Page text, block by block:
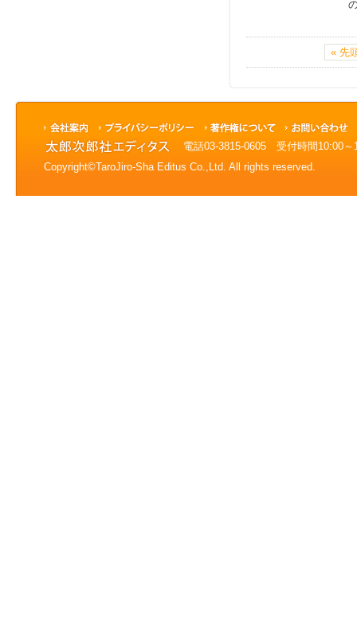
« 先
電話03-3815-0605 受付時間10:00～
Copyright©TaroJiro-Sha Editus Co.,Ltd. All rights reserved.